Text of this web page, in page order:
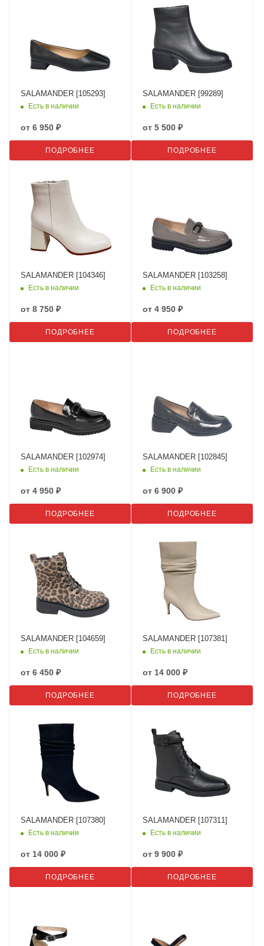
SALAMANDER [105293]
Есть в наличии
от 6 950 ₽
ПОДРОБНЕЕ
SALAMANDER [99289]
Есть в наличии
от 5 500 ₽
ПОДРОБНЕЕ
SALAMANDER [104346]
Есть в наличии
от 8 750 ₽
ПОДРОБНЕЕ
SALAMANDER [103258]
Есть в наличии
от 4 950 ₽
ПОДРОБНЕЕ
SALAMANDER [102974]
Есть в наличии
от 4 950 ₽
ПОДРОБНЕЕ
SALAMANDER [102845]
Есть в наличии
от 6 900 ₽
ПОДРОБНЕЕ
SALAMANDER [104659]
Есть в наличии
от 6 450 ₽
ПОДРОБНЕЕ
SALAMANDER [107381]
Есть в наличии
от 14 000 ₽
ПОДРОБНЕЕ
SALAMANDER [107380]
Есть в наличии
от 14 000 ₽
ПОДРОБНЕЕ
SALAMANDER [107311]
Есть в наличии
от 9 900 ₽
ПОДРОБНЕЕ